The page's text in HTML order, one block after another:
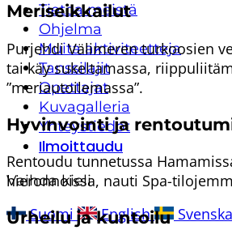
Tietoa meistä
Ohjelma
Muita aktiviteetteja
Tanssilajit
Opettajat
Kuvagalleria
Yhteystiedot
Ilmoittaudu
Vaihda kieli
Suomi English Svenska
Meriseikkailut
Purjehdi Välimeren turkoosien
tai käy sukeltamassa,
”meriautoilemassa”.
Hyvinvointi ja
Rentoudu tunnetussa
hieronnoissa, nauti Spa-
Urheilu ja kuntoilu